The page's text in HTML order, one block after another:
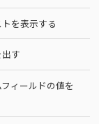
を表示する
す
ィールドの値を